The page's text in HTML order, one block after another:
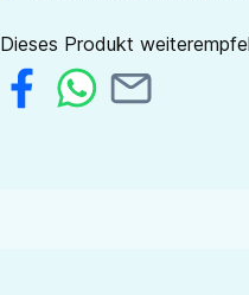
Dieses Produkt